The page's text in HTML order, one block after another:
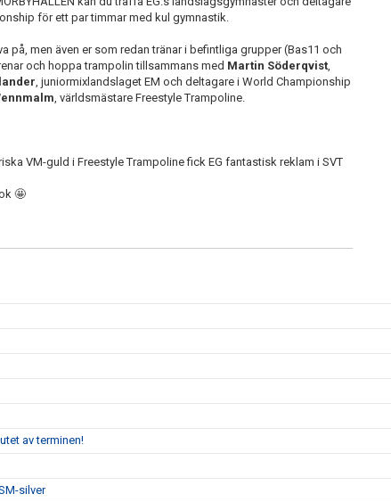
för ett par timmar med kul gymnastik.
på, men även er som redan tränar i befintliga grupper (Bas11 och
och hoppa trampolin tillsammans med Martin Söderqvist,
, juniormixlandslaget EM och deltagare i World Championship
, världsmästare Freestyle Trampoline.
VM-guld i Freestyle Trampoline fick EG fantastisk reklam i SVT
🤩
av terminen!
silver